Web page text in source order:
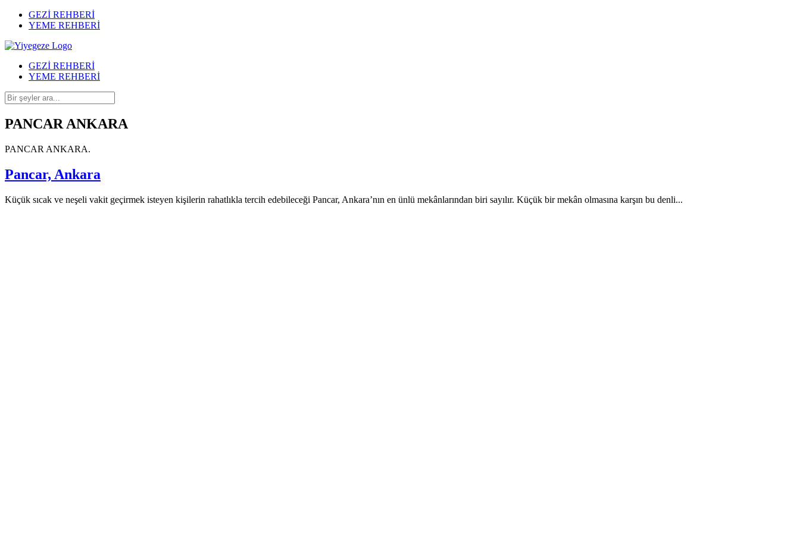
GEZİ REHBERİ
YEME REHBERİ
GEZİ REHBERİ
YEME REHBERİ
PANCAR ANKARA
PANCAR ANKARA.
Pancar, Ankara
Küçük sıcak ve neşeli vakit geçirmek isteyen kişilerin rahatlıkla tercih edebileceği Pancar, Ankara’nın en ünlü mekânlarından biri sayılır. Küçük bir mekân olmasına karşın bu denli...